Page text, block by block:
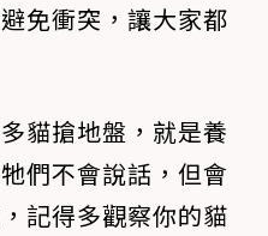
免衝突，讓大家都
貓搶地盤，就是養
們不會說話，但會
記得多觀察你的貓